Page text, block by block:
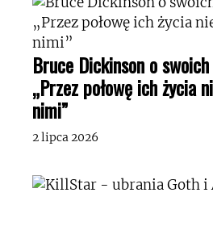
Bruce Dickinson o
„Przez połowę ich życia
nimi”
2 lipca 2026